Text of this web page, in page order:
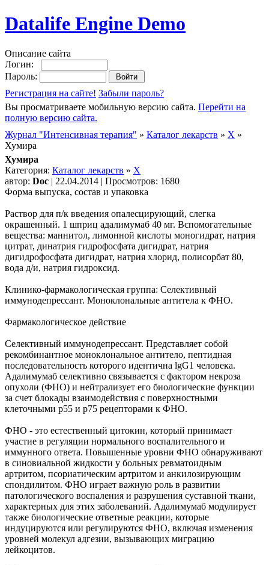
Datalife Engine Demo
Описание сайта
Логин:
Пароль:
Регистрация на сайте! Забыли пароль?
Вы просматриваете мобильную версию сайта. Перейти на
полную версию сайта.
Журнал "Интенсивная терапия" » Каталог лекарств » Х »
Хумира
Хумира
Категория: Каталог лекарств » Х
автор: Doc | 22.04.2014 | Просмотров: 1680
Форма выпуска, состав и упаковка
Раствор для п/к введения опалесцирующий, слегка
окрашенный. 1 шприц адалимумаб 40 мг. Вспомогательные
вещества: маннитол, лимонной кислоты моногидрат, натрия
цитрат, динатрия гидрофосфата дигидрат, натрия
дигидрофосфата дигидрат, натрия хлорид, полисорбат 80,
вода д/и, натрия гидроксид.
Клинико-фармакологическая группа: Селективный
иммунодепрессант. Моноклональные антитела к ФНО.
Фармакологическое действие
Селективный иммунодепрессант. Представляет собой
рекомбинантное моноклональное антитело, пептидная
последовательность которого идентична lgG1 человека.
Адалимумаб селективно связывается с фактором некроза
опухоли (ФНО) и нейтрализует его биологические функции
за счет блокады взаимодействия с поверхностными
клеточными р55 и р75 рецепторами к ФНО.
ФНО - это естественный цитокин, который принимает
участие в регуляции нормального воспалительного и
иммунного ответа. Повышенные уровни ФНО обнаруживают
в синовиальной жидкости у больных ревматоидным
артритом, псориатическим артритом и анкилозирующим
спондилитом. ФНО играет важную роль в развитии
патологического воспаления и разрушения суставной ткани,
характерных для этих заболеваний. Адалимумаб модулирует
также биологические ответные реакции, которые
индуцируются или регулируются ФНО, включая изменения
уровней молекул адгезии, вызывающих миграцию
лейкоцитов.